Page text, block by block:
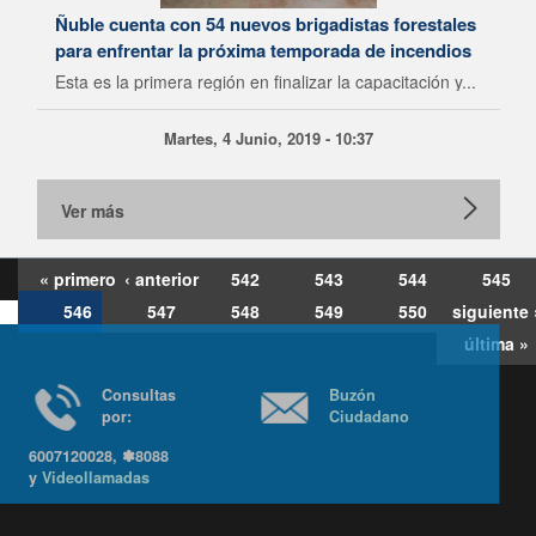
Ñuble cuenta con 54 nuevos brigadistas forestales
para enfrentar la próxima temporada de incendios
Esta es la primera región en finalizar la capacitación y...
Martes, 4 Junio, 2019 - 10:37
Ver más
« primero ‹ anterior 542 543 544
545
546
547 548 549 550
siguiente
última »
Consultas
6007120028, ✽8088
yVideollamadas
Buzón
Ciudadano